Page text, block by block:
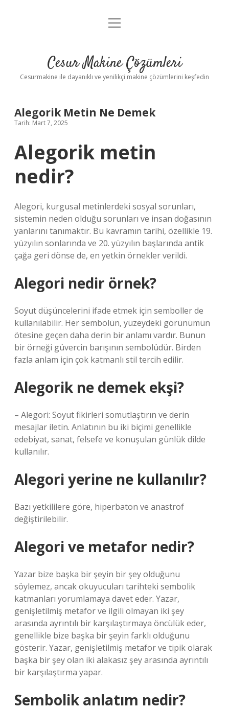
Anasayfa
Yasal Uyarı
menüyü
Cesur Makine Çözümleri
Cesurmakine ile dayanıklı ve yenilikçi makine çözümlerini keşfedin
Alegorik Metin Ne Demek
Tarih: Mart 7, 2025
Alegorik metin
nedir?
Alegori, kurgusal metinlerdeki sosyal sorunları,
sistemin neden olduğu sorunları ve insan doğasının
yanlarını tanımaktır. Bu kavramın tarihi, özellikle 19.
yüzyılın sonlarında ve 20. yüzyılın başlarında antik
çağa geri dönse de, en yetkin örnekler verildi.
Alegori nedir örnek?
Soyut düşüncelerini ifade etmek için semboller de
kullanılabilir. Her sembolün, yüzeydeki görünümün
ötesine geçen daha derin bir anlamı vardır. Bunun
bir örneği güvercin barışının sembolüdür. Birden
fazla anlam için çok katmanlı stil tercih edilir.
Alegorik ne demek ekşi?
– Alegori: Soyut fikirleri somutlaştırın ve derin
mesajlar iletin. Anlatının bu iki biçimi genellikle
edebiyat, sanat, felsefe ve konuşulan günlük dilde
kullanılır.
Alegori yerine ne kullanılır?
Bazı yetkililere göre, hiperbaton ve anastrof
değiştirilebilir.
Alegori ve metafor nedir?
Yazar bize başka bir şeyin bir şey olduğunu
söylemez, ancak okuyucuları tarihteki sembolik
katmanları yorumlamaya davet eder. Yazar,
genişletilmiş metafor ve ilgili olmayan iki şey
arasında ayrıntılı bir karşılaştırmaya öncülük eder,
genellikle bize başka bir şeyin farklı olduğunu
gösterir. Yazar, genişletilmiş metafor ve tipik olarak
başka bir şey olan iki alakasız şey arasında ayrıntılı
bir karşılaştırma yapar.
Sembolik anlatım nedir?